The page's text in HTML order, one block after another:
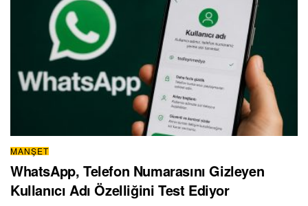
MANŞET
WhatsApp, Telefon Numarasını Gizleyen
Kullanıcı Adı Özelliğini Test Ediyor